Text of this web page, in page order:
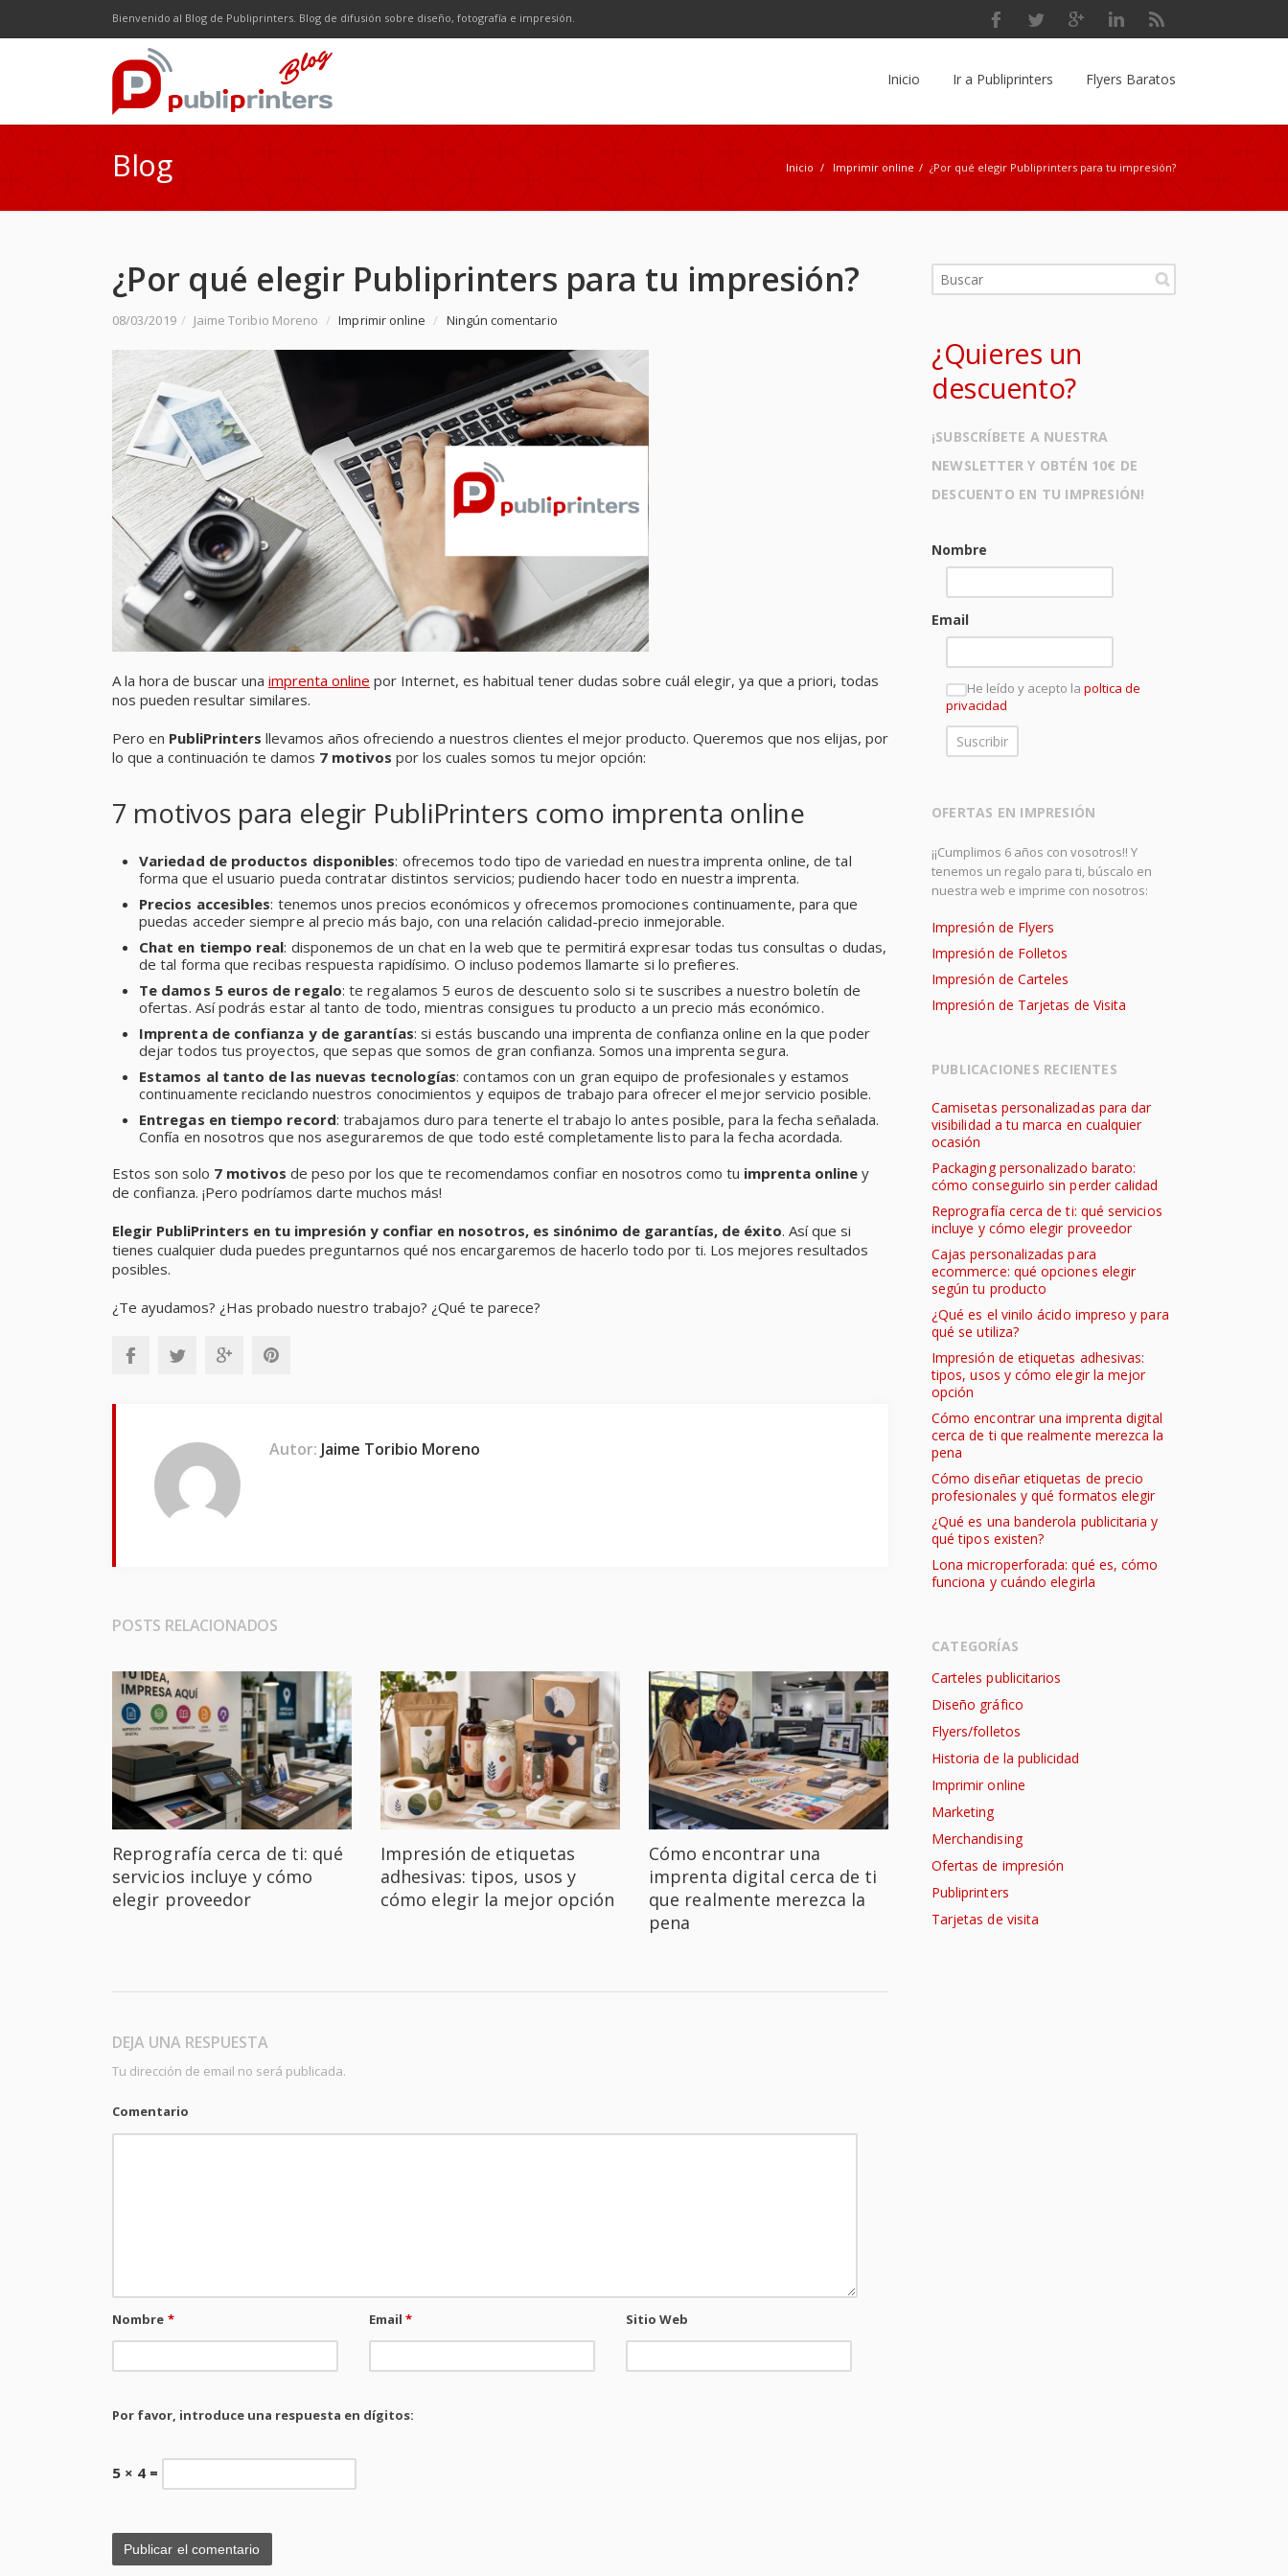
Bienvenido al Blog de Publiprinters. Blog de difusión sobre diseño, fotografía e impresión.
FacebookTwitterGoogle Plus
LinkedInRSS
Inicio Ir a Publiprinters Flyers Baratos
Inicio / Imprimir online / ¿Por qué elegir Publiprinters para tu impresión?
Blog
¿Por qué elegir Publiprinters para tu impresión?
08/03/2019 / Jaime Toribio Moreno / Imprimir online / Ningún comentario
A la hora de buscar una imprenta online por Internet, es habitual tener dudas sobre cuál elegir, ya que a priori, todas
nos pueden resultar similares.
Pero en PubliPrinters llevamos años ofreciendo a nuestros clientes el mejor producto. Queremos que nos elijas, por
lo que a continuación te damos 7 motivos por los cuales somos tu mejor opción:
7 motivos para elegir PubliPrinters como imprenta online
Variedad de productos disponibles: ofrecemos todo tipo de variedad en nuestra imprenta online, de tal
forma que el usuario pueda contratar distintos servicios; pudiendo hacer todo en nuestra imprenta.
Precios accesibles: tenemos unos precios económicos y ofrecemos promociones continuamente, para que
puedas acceder siempre al precio más bajo, con una relación calidad-precio inmejorable.
Chat en tiempo real: disponemos de un chat en la web que te permitirá expresar todas tus consultas o dudas,
de tal forma que recibas respuesta rapidísimo. O incluso podemos llamarte si lo prefieres.
Te damos 5 euros de regalo: te regalamos 5 euros de descuento solo si te suscribes a nuestro boletín de
ofertas. Así podrás estar al tanto de todo, mientras consigues tu producto a un precio más económico.
Imprenta de confianza y de garantías: si estás buscando una imprenta de confianza online en la que poder
dejar todos tus proyectos, que sepas que somos de gran confianza. Somos una imprenta segura.
Estamos al tanto de las nuevas tecnologías: contamos con un gran equipo de profesionales y estamos
continuamente reciclando nuestros conocimientos y equipos de trabajo para ofrecer el mejor servicio posible.
Entregas en tiempo record: trabajamos duro para tenerte el trabajo lo antes posible, para la fecha señalada.
Confía en nosotros que nos aseguraremos de que todo esté completamente listo para la fecha acordada.
Estos son solo 7 motivos de peso por los que te recomendamos confiar en nosotros como tu imprenta online y
de confianza. ¡Pero podríamos darte muchos más!
Elegir PubliPrinters en tu impresión y confiar en nosotros, es sinónimo de garantías, de éxito. Así que si
tienes cualquier duda puedes preguntarnos qué nos encargaremos de hacerlo todo por ti. Los mejores resultados
posibles.
¿Te ayudamos? ¿Has probado nuestro trabajo? ¿Qué te parece?
Autor: Jaime Toribio Moreno
POSTS RELACIONADOS
Reprografía cerca de ti: qué
servicios incluye y cómo
elegir proveedor
Impresión de etiquetas
adhesivas: tipos, usos y
cómo elegir la mejor opción
Cómo encontrar una
imprenta digital cerca de ti
que realmente merezca la
pena
DEJA UNA RESPUESTA
Tu dirección de email no será publicada.
Comentario
Nombre * Email* Sitio Web
Por favor, introduce una respuesta en dígitos:
5 × 4 =
¿Quieres un
descuento?
¡SUBSCRÍBETE A NUESTRA
NEWSLETTER Y OBTÉN 10€ DE
DESCUENTO EN TU IMPRESIÓN!
Nombre
Email
He leído y acepto la poltica de
privacidad
OFERTAS EN IMPRESIÓN
¡¡Cumplimos 6 años con vosotros!! Y
tenemos un regalo para ti, búscalo en
nuestra web e imprime con nosotros:
Impresión de Flyers
Impresión de Folletos
Impresión de Carteles
Impresión de Tarjetas de Visita
PUBLICACIONES RECIENTES
Camisetas personalizadas para dar
visibilidad a tu marca en cualquier
ocasión
Packaging personalizado barato:
cómo conseguirlo sin perder calidad
Reprografía cerca de ti: qué servicios
incluye y cómo elegir proveedor
Cajas personalizadas para
ecommerce: qué opciones elegir
según tu producto
¿Qué es el vinilo ácido impreso y para
qué se utiliza?
Impresión de etiquetas adhesivas:
tipos, usos y cómo elegir la mejor
opción
Cómo encontrar una imprenta digital
cerca de ti que realmente merezca la
pena
Cómo diseñar etiquetas de precio
profesionales y qué formatos elegir
¿Qué es una banderola publicitaria y
qué tipos existen?
Lona microperforada: qué es, cómo
funciona y cuándo elegirla
CATEGORÍAS
Carteles publicitarios
Diseño gráfico
Flyers/folletos
Historia de la publicidad
Imprimir online
Marketing
Merchandising
Ofertas de impresión
Publiprinters
Tarjetas de visita